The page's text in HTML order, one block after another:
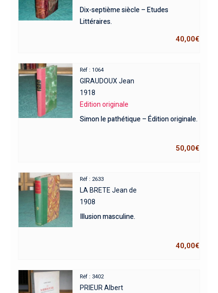
Dix-septième siècle – Etudes
Littéraires.
40,00€
Réf : 1064
GIRAUDOUX Jean
1918
Edition originale
Simon le pathétique – Édition originale.
50,00€
Réf : 2633
LA BRETE Jean de
1908
Illusion masculine.
40,00€
Réf : 3402
PRIEUR Albert